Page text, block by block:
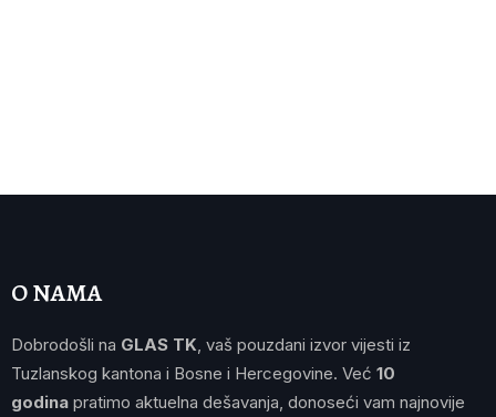
O NAMA
Dobrodošli na GLAS TK , vaš pouzdani izvor vijesti iz
Tuzlanskog kantona i Bosne i Hercegovine. Već 10
godina pratimo aktuelna dešavanja, donoseći vam najnovije